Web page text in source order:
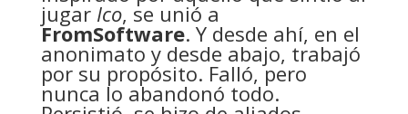
jugar Ico, se unió a
FromSoftware. Y desde ahí, en el
anonimato y desde abajo, trabajó
por su propósito. Falló, pero
nunca lo abandonó todo.